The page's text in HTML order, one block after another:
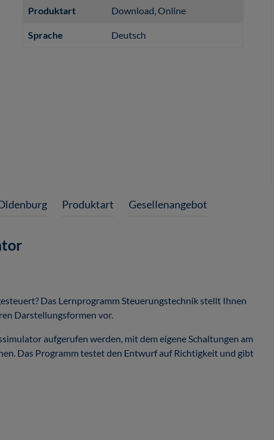
Produktart Download, Online
Sprache Deutsch
Produktart Gesellenangebot
Das Lernprogramm Steuerungstechnik stellt Ihnen
Darstellungsformen vor.
aufgerufen werden, mit dem eigene Schaltungen am
Das Programm testet den Entwurf auf Richtigkeit und gibt